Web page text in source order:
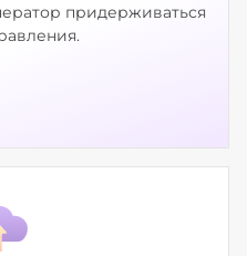
придерживаться